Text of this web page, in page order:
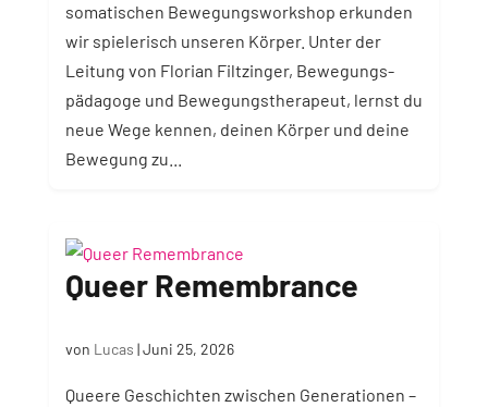
somatischen Bewegungsworkshop erkunden
wir spielerisch unseren Körper. Unter der
Leitung von Florian Filtzinger, Bewegungs­
pädagoge und Bewegungs­therapeut, lernst du
neue Wege kennen, deinen Körper und deine
Bewegung zu...
Queer Remembrance
von Lucas |Juni 25, 2026
Queere Geschichten zwischen Generationen –